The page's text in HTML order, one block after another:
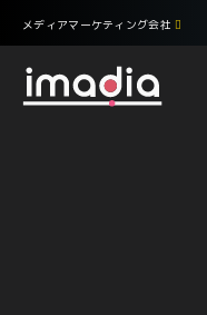
メディアマーケティング会社